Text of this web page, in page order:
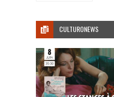
CULTURONEWS